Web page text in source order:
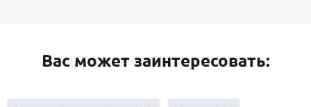
Вас может заинтересовать: